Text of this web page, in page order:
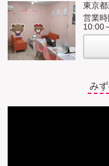
東京
営業
10:00
み